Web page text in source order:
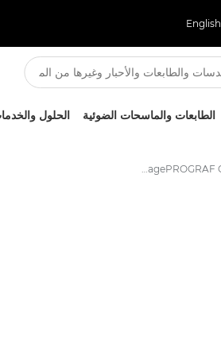
English
الطابعات والماسحات الضوئية الحلول
طابعة imagePROGRAF GP-2600S من Canon: طباعة ذات تنسيقات كبيرة دقيقة